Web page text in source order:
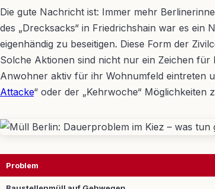
Die gute Nachricht ist: Immer mehr
des „Drecksacks“ in Friedrichshain war es ein
eigenhändig zu beseitigen. Diese Form der
Solche Aktionen sind nicht nur ein Zeichen für
Anwohner aktiv für ihr Wohnumfeld eintreten
Attacke“ oder der „Kehrwoche“
Problem